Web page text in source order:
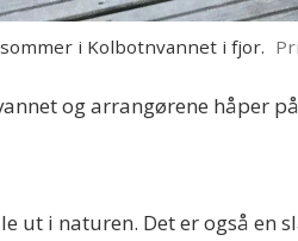
i Kolbotnvannet i fjor.
og arrangørene håper
i naturen. Det er også en